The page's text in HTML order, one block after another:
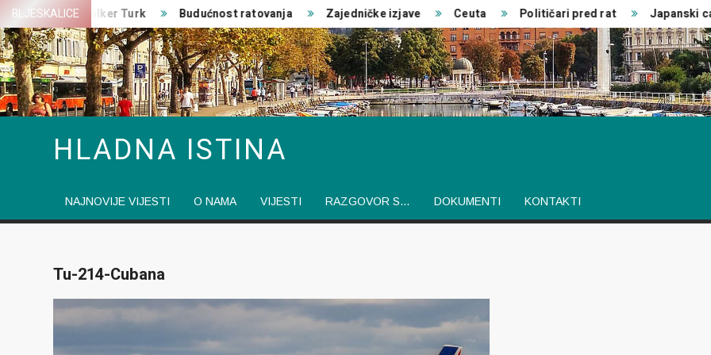
Skip
to
content
BLJESKALICE
EU Volker Turk Budućnost ratovanja Zajedničke izjave Ceuta Političari pred rat Japanski car
HLADNA ISTINA
NAJNOVIJE VIJESTI O NAMA VIJESTI RAZGOVOR S… DOKUMENTI KONTAKTI
Tu-214-Cubana